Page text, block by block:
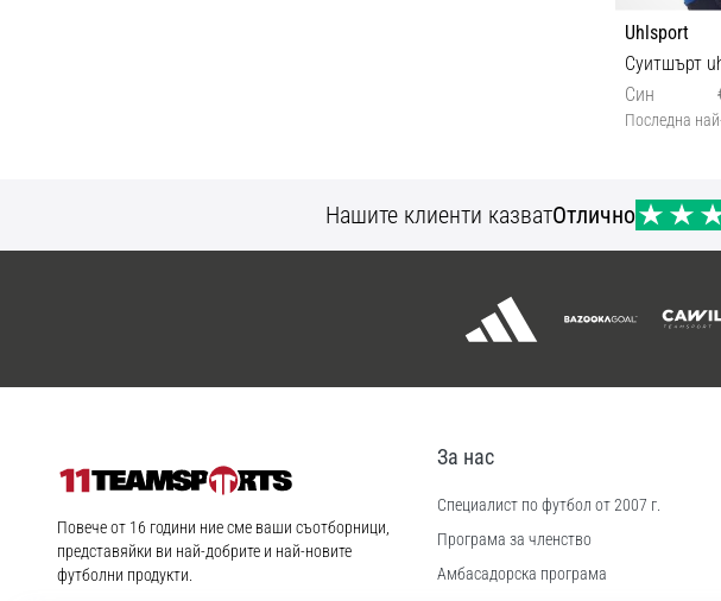
Uhlsport
Суитшърт
Син
Последна
Нашите клиенти казватОтлично
11teamsports.bg
Повече от 16 години ние сме ваши съотборници,
представяйки ви най-добрите и най-новите
футболни продукти.
За нас
Специалист по футбол от 2007 г.
Програма за членство
Aмбасадорска програма